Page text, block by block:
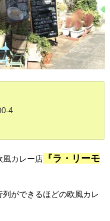
4
風カレー店
『ラ・リーモ
ができるほどの欧風カレ